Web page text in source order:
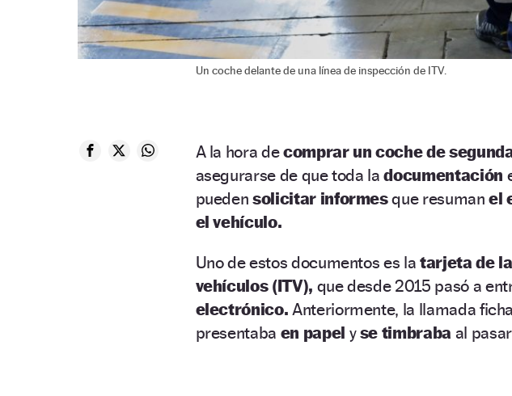
Un coche delante de una línea de inspección de ITV.
A la hora decomprar un coche de
asegurarse de que toda ladocumentación
puedensolicitar informesque resumanel
el vehículo.
Uno de estos documentos es la tarjeta de
vehículos (ITV), que desde 2015 pasó a
electrónico. Anteriormente, la llamada
presentaba en papel yse timbraba al